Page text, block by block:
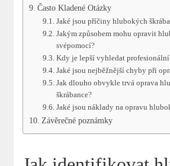
Často Kladené Otázky
Jaké jsou příčiny hlubokých
Jakým způsobem mohu opravit
svépomocí?
Kdy je lepší vyhledat profesionální
Jaké jsou nejběžnější chyby při
Jak dlouho obvykle trvá oprava
škrábance?
Jaké jsou náklady na opravu
Závěrečné poznámky